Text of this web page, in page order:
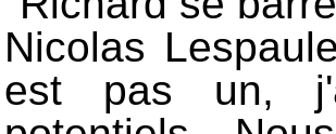
Nicolas
est pas un,